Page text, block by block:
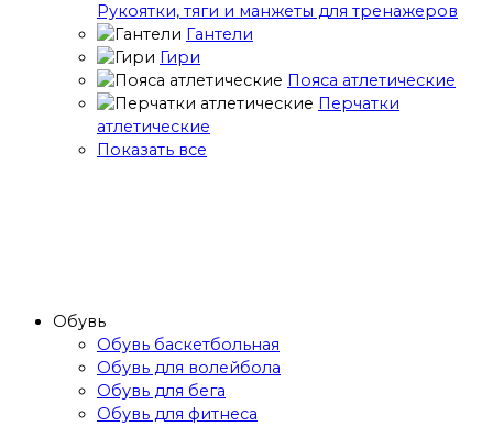
Рукоятки, тяги и манжеты для тренажеров
Гантели
Гири
Пояса атлетические
Перчатки
атлетические
Показать все
Обувь
Обувь баскетбольная
Обувь для волейбола
Обувь для бега
Обувь для фитнеса